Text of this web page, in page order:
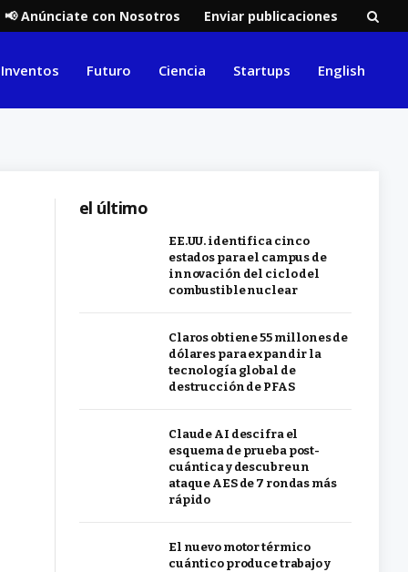
📢 Anúnciate con Nosotros Enviar publicaciones
Inventos Futuro Ciencia Startups English
el último
EE.UU. identifica cinco
estados para el campus de
innovación del ciclo del
combustible nuclear
Claros obtiene 55 millones de
dólares para expandir la
tecnología global de
destrucción de PFAS
Claude AI descifra el
esquema de prueba post-
cuántica y descubre un
ataque AES de 7 rondas más
rápido
El nuevo motor térmico
cuántico produce trabajo y